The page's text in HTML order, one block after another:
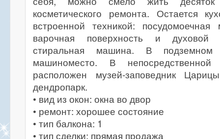
косметического ремонта. Остается
встроенной техникой:
варочная поверхность и духовой
стиральная машина. В подземном
машиноместо. В
расположен музей-заповедник
дендропарк.
• вид из окон: окна во двор
• ремонт: хорошее состояние
• тип балкона: 1
• тип сделки: прямая продажа